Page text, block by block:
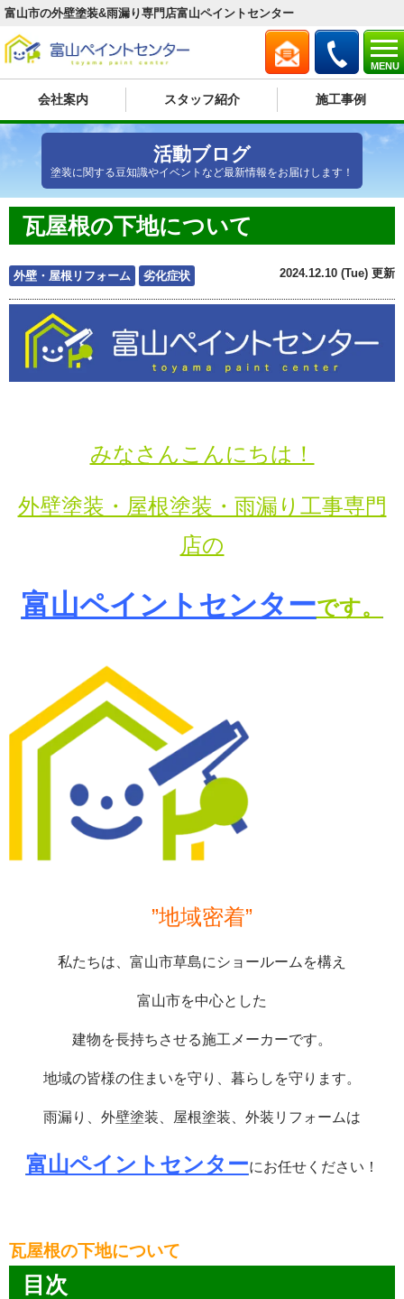
MENU
富山市の外壁塗装&雨漏り専門店富山ペイントセンター
会社案内 スタッフ紹介 施工事例
活動ブログ
塗装に関する豆知識やイベントなど最新情報をお届けします！
瓦屋根の下地について
外壁・屋根リフォーム 劣化症状 2024.12.10 (Tue) 更新
みなさんこんにちは！
外壁塗装・屋根塗装・雨漏り工事専門
店の
富山ペイントセンターです。
”地域密着”
私たちは、富山市草島にショールームを構え
富山市を中心とした
建物を長持ちさせる施工メーカーです。
地域の皆様の住まいを守り、暮らしを守ります。
雨漏り、外壁塗装、屋根塗装、外装リフォームは
富山ペイントセンターにお任せください！
瓦屋根の下地について
目次